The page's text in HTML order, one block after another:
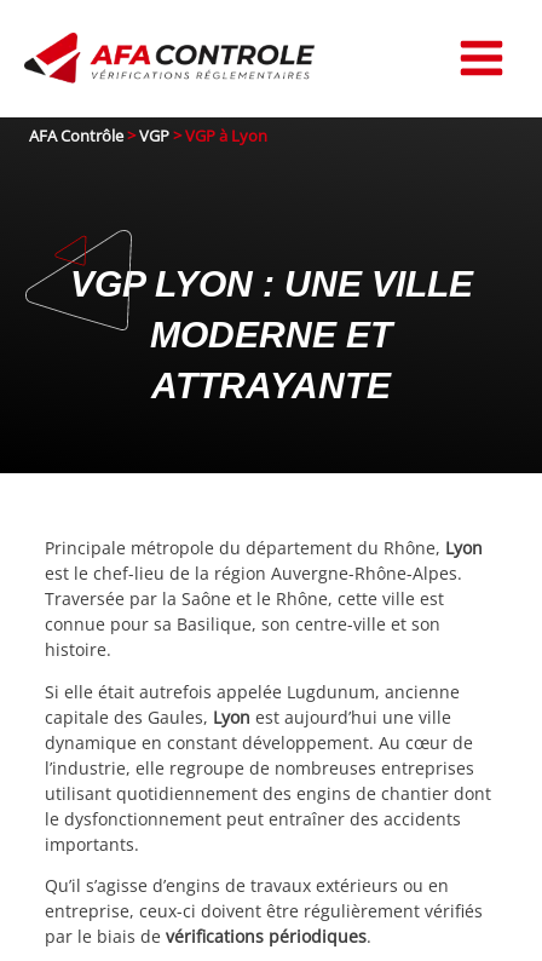
contenu
AFA Contrôle>VGP>VGP à Lyon
VGP LYON : UNE VILLE
MODERNE ET
ATTRAYANTE
Principale métropole du département du Rhône, Lyon
est le chef-lieu de la région Auvergne-Rhône-Alpes.
Traversée par la Saône et le Rhône, cette ville est
connue pour sa Basilique, son centre-ville et son
histoire.
Si elle était autrefois appelée Lugdunum, ancienne
capitale des Gaules, Lyon est aujourd’hui une ville
dynamique en constant développement. Au cœur de
l’industrie, elle regroupe de nombreuses entreprises
utilisant quotidiennement des engins de chantier dont
le dysfonctionnement peut entraîner des accidents
importants.
Qu’il s’agisse d’engins de travaux extérieurs ou en
entreprise, ceux-ci doivent être régulièrement vérifiés
par le biais devérifications périodiques.